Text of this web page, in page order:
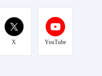
X YouTube